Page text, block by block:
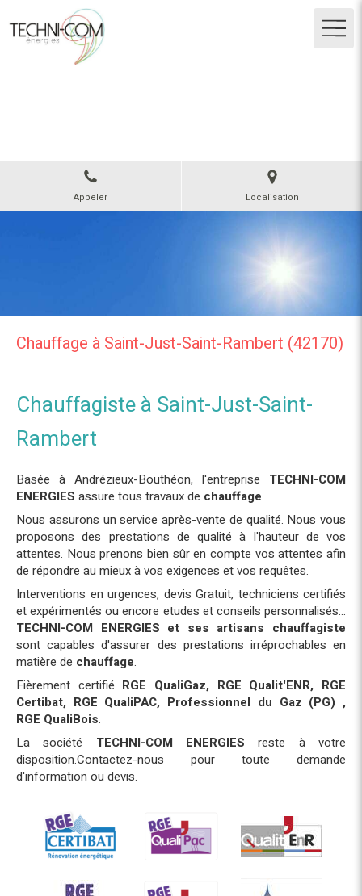
Appeler Localisation
Chauffage à Saint-Just-Saint-Rambert (42170)
Chauffagiste à Saint-Just-Saint-
Rambert
Basée à Andrézieux-Bouthéon, l'entreprise TECHNI-COM
ENERGIES assure tous travaux de chauffage.
Nous assurons un service après-vente de qualité. Nous vous
proposons des prestations de qualité à l'hauteur de vos
attentes. Nous prenons bien sûr en compte vos attentes afin
de répondre au mieux à vos exigences et vos requêtes.
Interventions en urgences, devis Gratuit, techniciens certifiés
et expérimentés ou encore etudes et conseils personnalisés...
TECHNI-COM ENERGIES et ses artisans chauffagiste
sont capables d'assurer des prestations irréprochables en
matière de chauffage.
Fièrement certifié RGE QualiGaz, RGE Qualit'ENR, RGE
Certibat, RGE QualiPAC, Professionnel du Gaz (PG) ,
RGE QualiBois.
La société TECHNI-COM ENERGIES reste à votre
disposition.Contactez-nous pour toute demande
d'information ou devis.